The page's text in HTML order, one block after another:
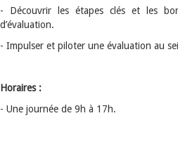
- Découvrir les étapes clés et les
d’évaluation.
- Impulser et piloter une évaluation au
Horaires :
- Une journée de 9h à 17h.